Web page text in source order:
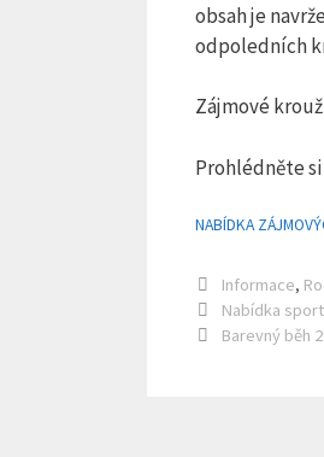
obsah je
odpoledních
Zájmové
Prohlédněte
NABÍDKA
Rubriky
Informace,
Nabídka
Barevný běh